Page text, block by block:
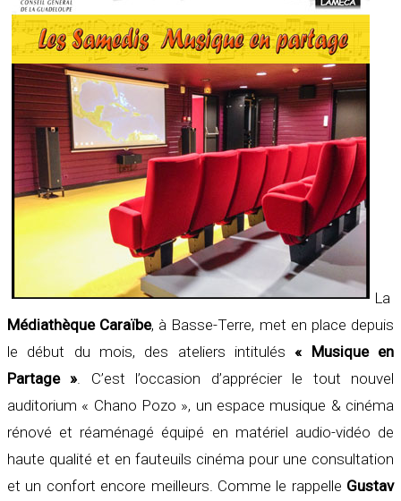
La
Médiathèque Caraïbe, à Basse-Terre, met en place depuis
le début du mois, des ateliers intitulés« Musique en
Partage » . C’est l’occasion d’apprécier le tout nouvel
auditorium « Chano Pozo », un espace musique & cinéma
rénové et réaménagé équipé en matériel audio-vidéo de
haute qualité et en fauteuils cinéma pour une consultation
et un confort encore meilleurs. Comme le rappelle Gustav